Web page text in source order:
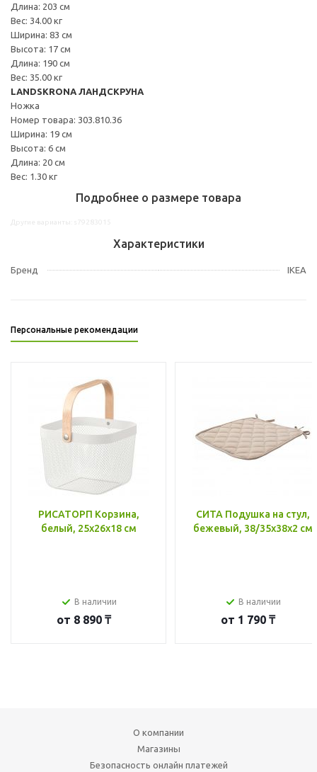
Длина: 203 см
Вес: 34.00 кг
Ширина: 83 см
Высота: 17 см
Длина: 190 см
Вес: 35.00 кг
LANDSKRONA ЛАНДСКРУНА
Ножка
Номер товара: 303.810.36
Ширина: 19 см
Высота: 6 см
Длина: 20 см
Вес: 1.30 кг
Подробнее о размере товара
Характеристики
Бренд IKEA
Персональные рекомендации
РИСАТОРП Корзина,
белый, 25x26x18 см
В наличии
от 8 890 ₸
СИТА Подушка на стул,
бежевый, 38/35x38x2 см
В наличии
от 1 790 ₸
О компании
Магазины
Безопасность онлайн платежей